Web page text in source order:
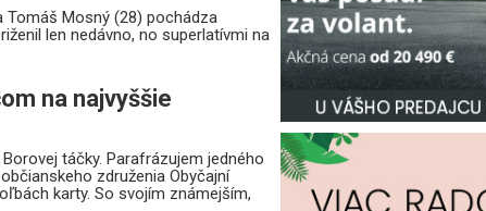
Tomáš Mosný (28) pochádza
len nedávno, no superlatívmi na
na najvyššie
táčky. Parafrázujem jedného
združenia Obyčajní
karty. So svojím známejším,